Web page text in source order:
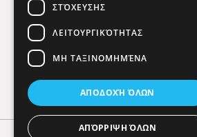
ΣΤΌΧΕΥΣΗΣ
ΛΕΙΤΟΥΡΓΙΚΌΤΗΤΑΣ
ΜΗ ΤΑΞΙΝΟΜΗΜΈΝΑ
ΑΠΟΔΟΧΉ ΌΛΩΝ
ΑΠΌΡΡΙΨΗ ΌΛΩΝ